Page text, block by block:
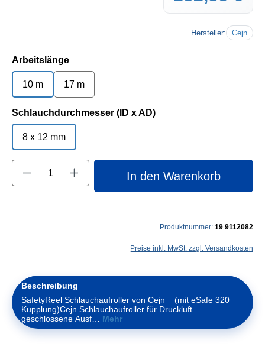
Hersteller: Cejn
Arbeitslängeauswählen
10 m 17 m
Schlauchdurchmesser (ID x AD)auswählen
8 x 12 mm
Produkt Anzahl: Gib den gewünschten
In den Warenkorb
Produktnummer: 19 9112082
Preise inkl. MwSt. zzgl. Versandkosten
Beschreibung
SafetyReel Schlauchaufroller von Cejn (mit eSafe 320
Kupplung)Cejn Schlauchaufroller für Druckluft –
geschlossene Ausf… Mehr